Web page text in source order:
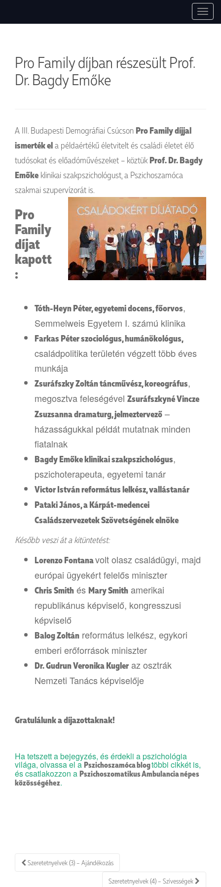
T
o
i
Pro Family díjban részesült Prof.
Dr. Bagdy Emőke
A III. Budapesti Demográfiai Csúcson Pro Family díjjal
ismerték ela példaértékű életvitelt és családi életet élő
tudósokat és előadóművészeket – köztük Prof. Dr. Bagdy
Emőke klinikai szakpszichológust, a Pszichoszamóca
szakmai szupervízorát is.
Pro
Family
díjat
kapott
:
Tóth-Heyn Péter, egyetemi docens, főorvos,
Semmelweis Egyetem I. számú klinika
Farkas Péter szociológus, humánökológus,
családpolitika területén végzett több éves
munkája
Zsuráfszky Zoltán táncművész, koreográfus,
megosztva feleségével Zsuráfszkyné Vincze
Zsuzsanna dramaturg, jelmeztervező –
házasságukkal példát mutatnak minden
fiatalnak
Bagdy Emőke klinikai szakpszichológus,
pszichoterapeuta, egyetemi tanár
Victor István református lelkész, vallástanár
Pataki János, a Kárpát-medencei
Családszervezetek Szövetségének elnöke
Később veszi át a kitüntetést:
Lorenzo Fontanavolt olasz családügyi, majd
európai ügyekért felelős miniszter
Chris Smith és Mary Smith amerikai
republikánus képviselő, kongresszusi
képviselő
Balog Zoltán református lelkész, egykori
emberi erőforrások miniszter
Dr. Gudrun Veronika Kugler az osztrák
Nemzeti Tanács képviselője
Gratulálunk a díjazottaknak!
Ha tetszett a bejegyzés, és érdekli a pszichológia
világa, olvassa el a Pszichoszamóca blogtöbbi cikkét is,
és csatlakozzon a Pszichoszomatikus Ambulancia népes
közösségéhez.
Bejegyzés
Szeretetnyelvek (3) – Ajándékozás
Szeretetnyelvek (4) – Szívességek